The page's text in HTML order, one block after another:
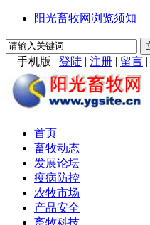
阳光畜牧网浏览须知
手机版 | 登陆 | 注册 | 留言 |
首页
畜牧动态
发展论坛
疫病防控
农牧市场
产品安全
畜牧科技